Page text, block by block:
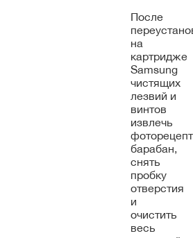
После
на
картридже
Samsung
чистящих
лезвий и
винтов
извлечь
барабан,
снять
пробку
отверстия
и
очистить
весь